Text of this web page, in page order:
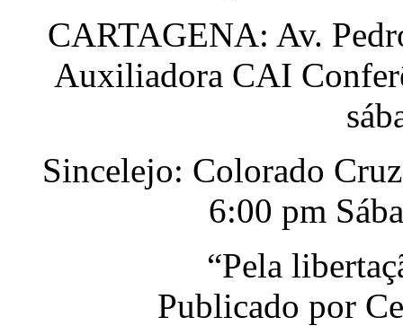
CARTAGENA: Av.
Auxiliadora CAI
Sincelejo: Colorado
6:00 pm
“Pela
Publicado por